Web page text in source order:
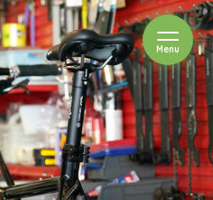
ゴヤ
Menuを開閉